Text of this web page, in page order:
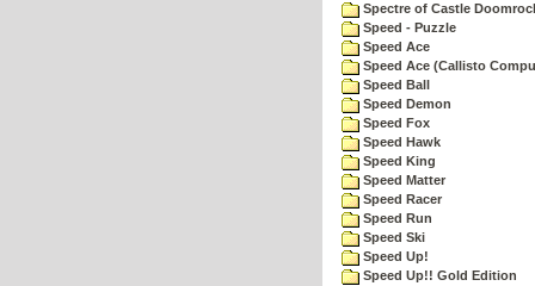
Spectre of Castle
Speed - Puzzle
Speed Ace
Speed Ace (Callisto
Speed Ball
Speed Demon
Speed Fox
Speed Hawk
Speed King
Speed Matter
Speed Racer
Speed Run
Speed Ski
Speed Up!
Speed Up!! Gold Edition